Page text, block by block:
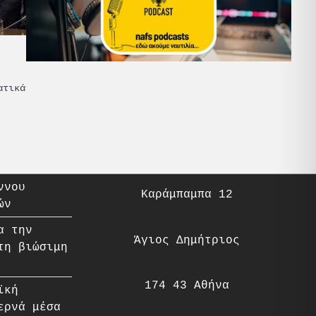
την
βιώσιμη
μέσα
Καράμπαμπα 12
Άγιος Δημήτριος
174 43 Αθήνα